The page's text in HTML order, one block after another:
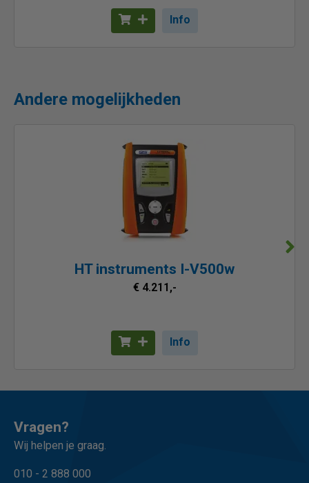
Info
Andere mogelijkheden
HT instruments I-V500w
€ 4.211,-
Info
Vragen?
Wij helpen je graag.
010 - 2 888 000